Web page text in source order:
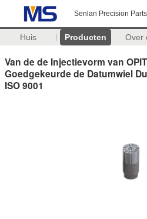
Senlan Precision
Huis Producten Over
Van de de Injectievorm van
Goedgekeurde de Datumwiel
ISO 9001